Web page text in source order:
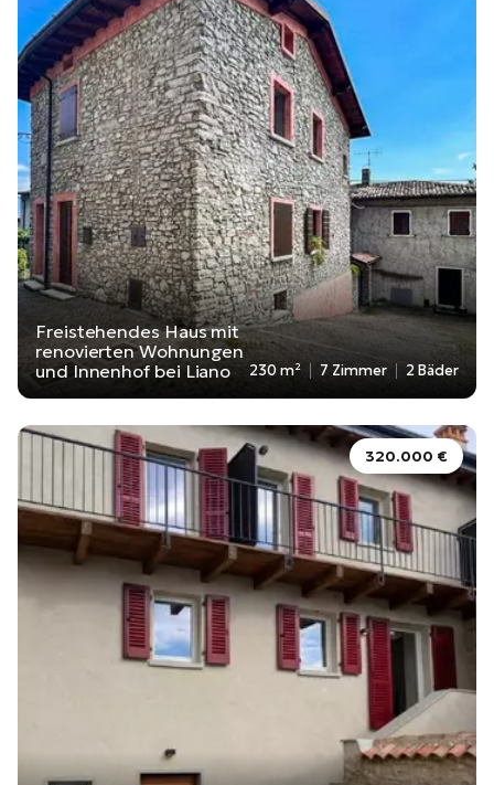
Freistehendes Haus mit
renovierten Wohnungen
und Innenhof bei Liano
230 m² 7 Zimmer 2 Bäder
320.000 €